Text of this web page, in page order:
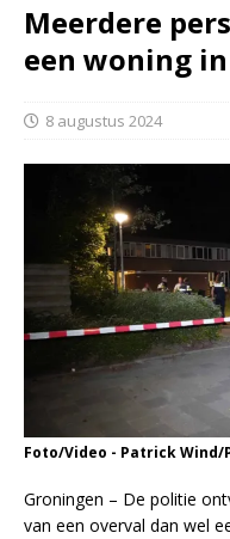
Meerdere
een woning
8 augustus 2024
Foto/Video - Patrick
Groningen – De politie
van een overval dan wel